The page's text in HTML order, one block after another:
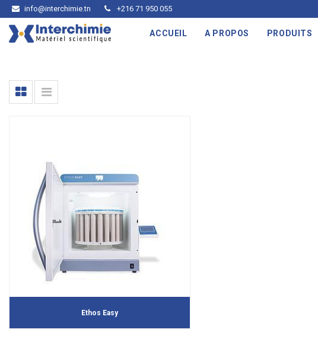
info@interchimie.tn +216 71 950 055
ACCUEIL A PROPOS PRODUITS
Ethos Easy